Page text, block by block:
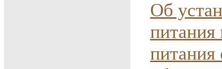
Об
питания
питания